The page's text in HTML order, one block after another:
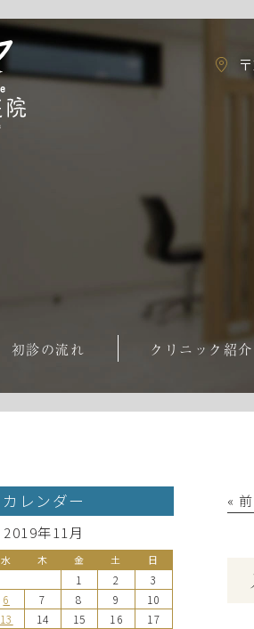
初診の流れ クリニック紹介
«
カレンダー
2019年11月
水 木 金 土 日
1 2
3
6 7 8 9
10
13 14 15 16
17